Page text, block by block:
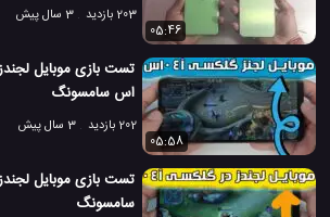
203 بازدید
3 سال پیش
05:46
اس سامسونگ
202 بازدید
3 سال پیش
05:58
سامسونگ